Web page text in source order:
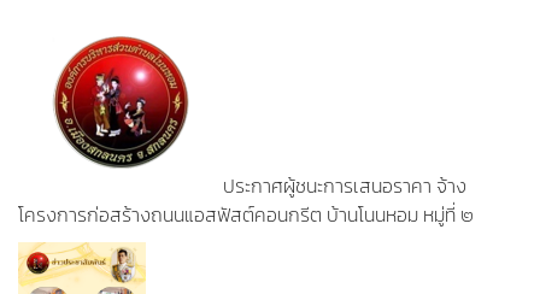
ประกาศผู้ชนะการเสนอราคา จ้าง
โครงการก่อสร้างถนนแอสฟัสต์คอนกรีต บ้านโนนหอม หมู่ที่ ๒